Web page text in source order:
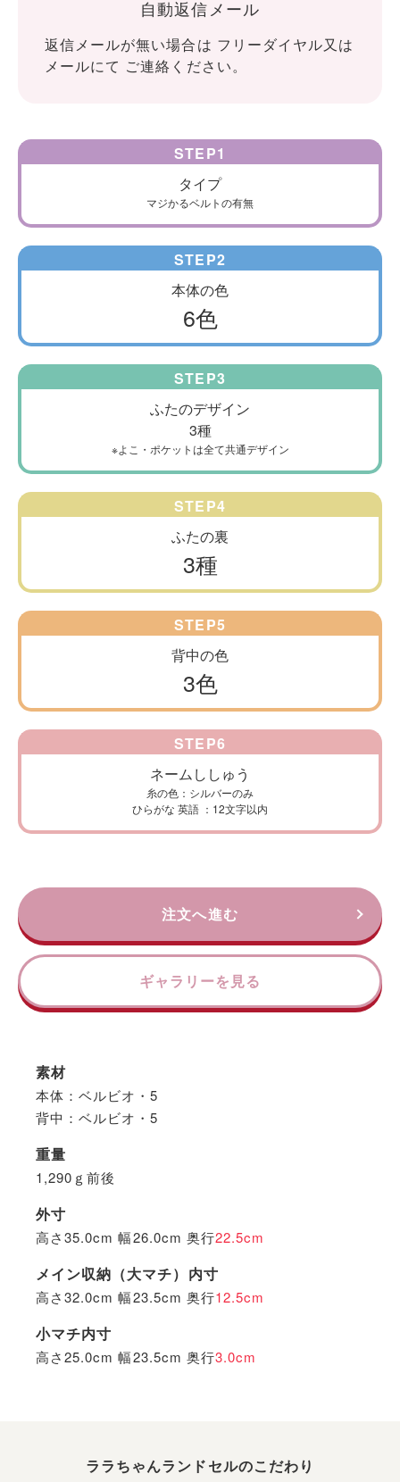
自動返信メール
返信メールが無い場合は フリーダイヤル又は
メールにて ご連絡ください。
STEP1
タイプ
マジかるベルトの有無
STEP2
本体の色
6色
STEP3
ふたのデザイン
3種
※よこ・ポケットは全て共通デザイン
STEP4
ふたの裏
3種
STEP5
背中の色
3色
STEP6
ネームししゅう
糸の色：シルバーのみ
ひらがな 英語 ：12文字以内
注文へ進む
ギャラリーを見る
素材
本体：ベルビオ・5
背中：ベルビオ・5
重量
1,290ｇ前後
外寸
高さ35.0cm 幅26.0cm 奥行22.5cm
メイン収納（大マチ）内寸
高さ32.0cm 幅23.5cm 奥行12.5cm
小マチ内寸
高さ25.0cm 幅23.5cm 奥行3.0cm
ララちゃんランドセルのこだわり